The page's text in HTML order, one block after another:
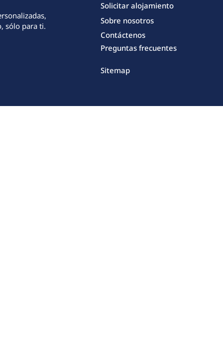
sólo para ti.
Solicitar alojamiento
Sobre nosotros
Contáctenos
Preguntas frecuentes
Sitemap